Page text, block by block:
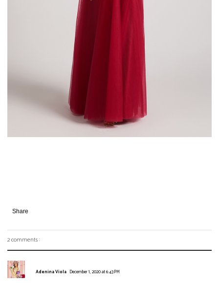
Share
2 comments :
Adenina Viola December 1, 2020 at 6:43 PM